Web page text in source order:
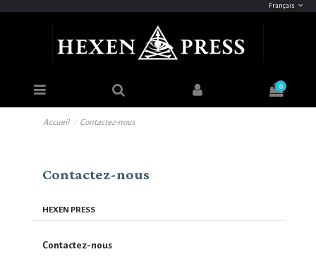
Français
0
Accueil Contactez-nous
Contactez-nous
HEXEN PRESS
Contactez-nous